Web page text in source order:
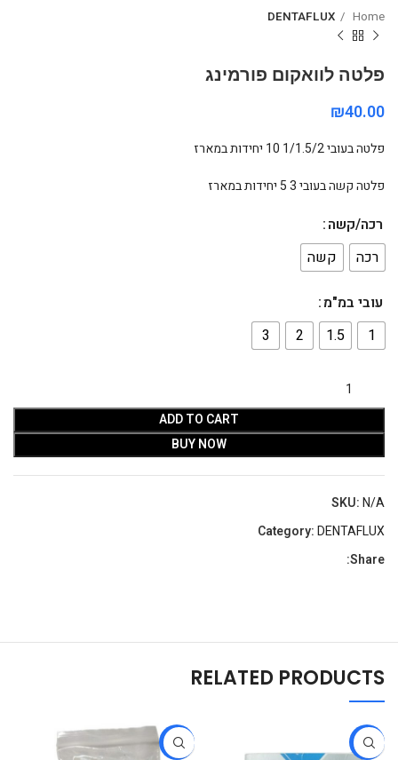
Home
DENTAFLUX
פלטה לוואקום פורמינג
₪
פלטה בעובי 1/1.5/2 10 יחידות במארז
פלטה קשה בעובי 3 5 יחידות במארז
רכה/קשה
רכה
קשה
עובי במ"מ
1
1.5
2
3
ADD TO CART
BUY NOW
SKU:N/A
Category:DENTAFLUX
Share:
RELATED PRODUCTS
-25%
-29%